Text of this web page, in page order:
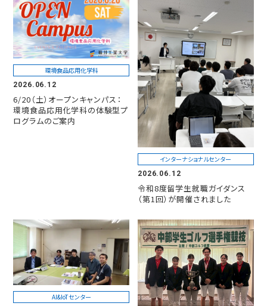
2026.06.12
環境食品応用化学科
6/20（土）オープンキャンパス：
環境食品応用化学科の体験型プ
ログラムのご案内
2026.06.12
インターナショナルセンター
令和8度留学生就職ガイダンス
（第1回）が開催されました
AI&IoTセンター